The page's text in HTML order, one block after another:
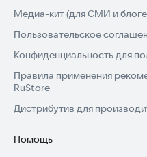
Медиа-кит (для СМИ и
Пользовательское
Конфиденциальность для
Правила применения
RuStore
Дистрибутив для
Помощь